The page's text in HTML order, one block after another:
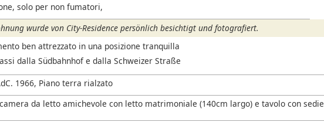
solo per non fumatori,
wurde von City-Residence persönlich besichtigt und fotografiert.
ben attrezzato in una posizione tranquilla
dalla Südbahnhof e dalla Schweizer Straße
1966, Piano terra rialzato
da letto amichevole con letto matrimoniale (140cm largo) e tavolo con sedie